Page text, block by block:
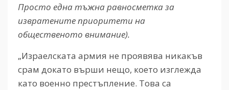
Просто една тъжна равносметка за
извратените приоритети на
общественото внимание).
„Израелската армия не проявява никакъв
срам докато върши нещо, което изглежда
като военно престъпление. Това са